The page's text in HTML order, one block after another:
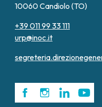
10060 Candiolo (TO)
+39 011 99 33 111
urp@inoc.it